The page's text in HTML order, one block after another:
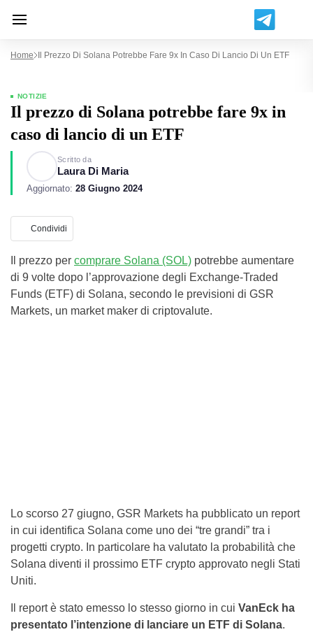
Home Il Prezzo Di Solana Potrebbe Fare 9x In Caso Di Lancio Di Un ETF
NOTIZIE
Il prezzo di Solana potrebbe fare 9x in
caso di lancio di un ETF
Scritto da
Laura Di Maria
Aggiornato: 28 Giugno 2024
Condividi
Il prezzo per comprare Solana (SOL) potrebbe aumentare
di 9 volte dopo l’approvazione degli Exchange-Traded
Funds (ETF) di Solana, secondo le previsioni di GSR
Markets, un market maker di criptovalute.
Lo scorso 27 giugno, GSR Markets ha pubblicato un report
in cui identifica Solana come uno dei “tre grandi” tra i
progetti crypto. In particolare ha valutato la probabilità che
Solana diventi il prossimo ETF crypto approvato negli Stati
Uniti.
Il report è stato emesso lo stesso giorno in cui VanEck ha
presentato l’intenzione di lanciare un ETF di Solana.